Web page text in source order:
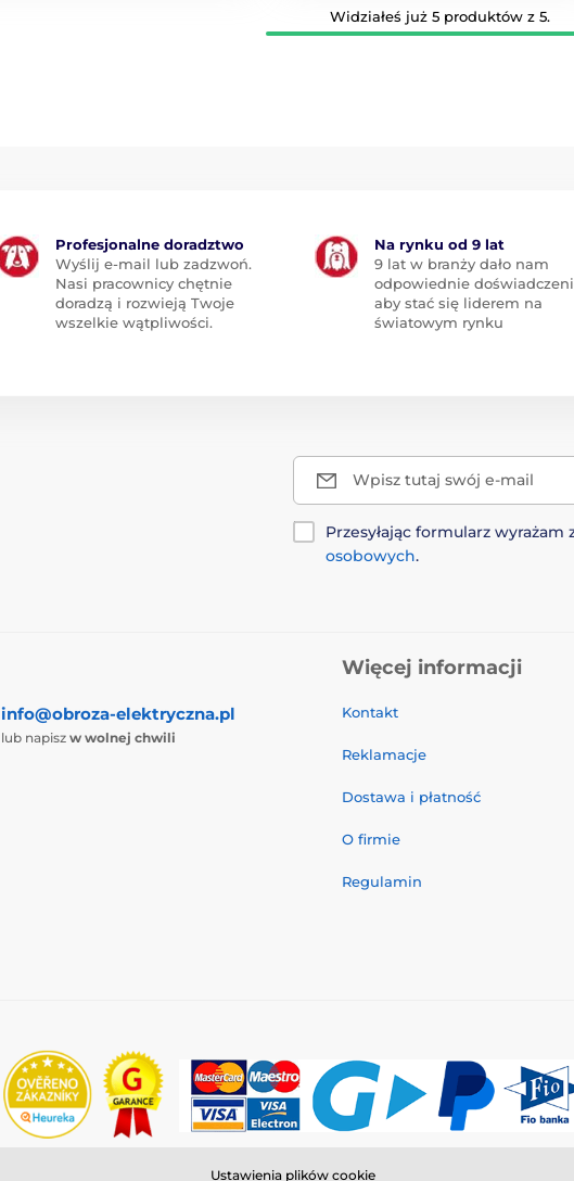
Widziałeś już 5 produktów z 5.
Profesjonalne doradztwo
Wyślij e-mail lub zadzwoń.
Nasi pracownicy chętnie
doradzą i rozwieją Twoje
wszelkie wątpliwości.
Na rynku od 9 lat
9 lat w branży dało nam
odpowiednie
aby stać się liderem na
światowym rynku
Wpisz tutaj swój e-mail
Przesyłając formularz wyrażam
osobowych.
info@obroza-elektryczna.pl
lub napisz w wolnej chwili
Więcej informacji
Kontakt
Reklamacje
Dostawa i płatność
O firmie
Regulamin
Ustawienia plików cookie